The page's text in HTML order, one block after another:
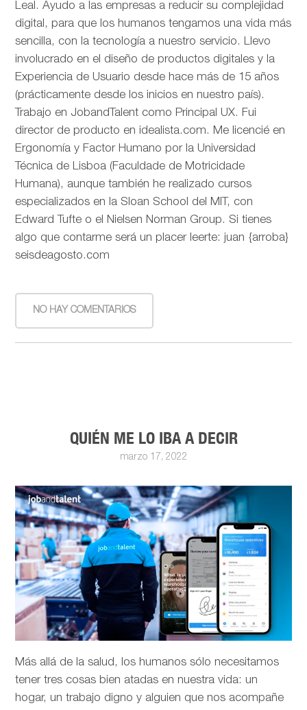
Leal. Ayudo a las empresas a reducir su complejidad
digital, para que los humanos tengamos una vida más
sencilla, con la tecnología a nuestro servicio. Llevo
involucrado en el diseño de productos digitales y la
Experiencia de Usuario desde hace más de 15 años
(prácticamente desde los inicios en nuestro país).
Trabajo en JobandTalent como Principal UX. Fui
director de producto en idealista.com. Me licencié en
Ergonomía y Factor Humano por la Universidad
Técnica de Lisboa (Faculdade de Motricidade
Humana), aunque también he realizado cursos
especializados en la Sloan School del MIT, con
Edward Tufte o el Nielsen Norman Group. Si tienes
algo que contarme será un placer leerte: juan {arroba}
seisdeagosto.com
NO HAY COMENTARIOS
QUIÉN ME LO IBA A DECIR
marzo 17, 2022
Más allá de la salud, los humanos sólo necesitamos
tener tres cosas bien atadas en nuestra vida: un
hogar, un trabajo digno y alguien que nos acompañe